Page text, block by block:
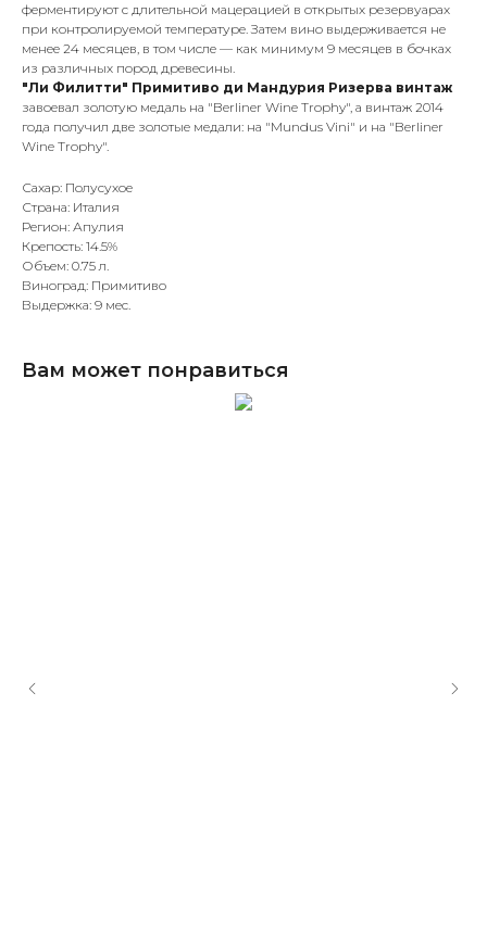
ферментируют с длительной мацерацией в открытых резервуарах
при контролируемой температуре. Затем вино выдерживается не
менее 24 месяцев, в том числе — как минимум 9 месяцев в бочках
из различных пород древесины.
"Ли Филитти" Примитиво ди Мандурия Ризерва винтаж
завоевал золотую медаль на "Berliner Wine Trophy", а винтаж 2014
года получил две золотые медали: на "Mundus Vini" и на "Berliner
Wine Trophy".
Сахар: Полусухое
Страна: Италия
Регион: Апулия
Крепость: 14.5%
Объем: 0.75 л.
Виноград: Примитиво
Выдержка: 9 мес.
Вам может понравиться